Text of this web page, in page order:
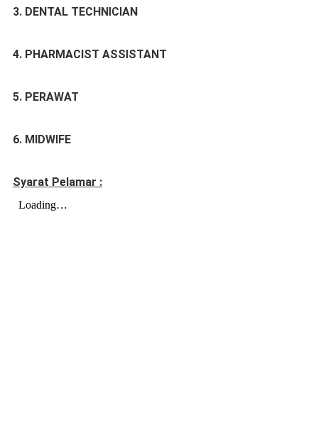
3. DENTAL TECHNICIAN
4. PHARMACIST ASSISTANT
5. PERAWAT
6. MIDWIFE
Syarat Pelamar :